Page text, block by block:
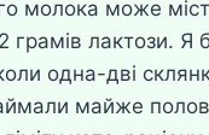
молока може
грамів лактози. Я
одна-дві
майже